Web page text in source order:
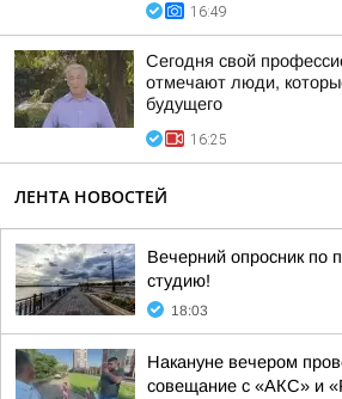
16:49
Сегодня свой
отмечают люди,
будущего
16:25
ЛЕНТА НОВОСТЕЙ
Вечерний опросник по
студию!
18:03
Накануне вечером
совещание с «АКС» и